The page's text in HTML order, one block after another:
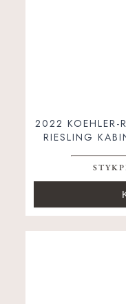
2022 KOEHLER-
RIESLING